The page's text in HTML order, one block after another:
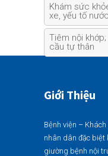
Khám sức
xe, yếu tố
Tiêm nội
cầu tự thân
Giới Thiệu
Bệnh viện –
nhân dân đặc biệt
giường bệnh nội